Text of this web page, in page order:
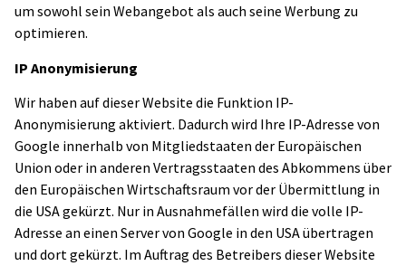
um sowohl sein Webangebot als auch seine Werbung zu
optimieren.
IP Anonymisierung
Wir haben auf dieser Website die Funktion IP-
Anonymisierung aktiviert. Dadurch wird Ihre IP-Adresse von
Google innerhalb von Mitgliedstaaten der Europäischen
Union oder in anderen Vertragsstaaten des Abkommens über
den Europäischen Wirtschaftsraum vor der Übermittlung in
die USA gekürzt. Nur in Ausnahmefällen wird die volle IP-
Adresse an einen Server von Google in den USA übertragen
und dort gekürzt. Im Auftrag des Betreibers dieser Website